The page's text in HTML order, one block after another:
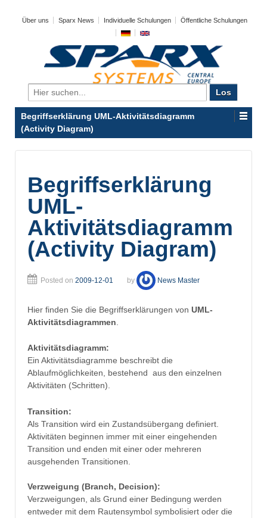
Über uns Sparx News Individuelle Schulungen Öffentliche Schulungen
Search
for:
Begriffserklärung UML-Aktivitätsdiagramm
(Activity Diagram)
Begriffserklärung
UML-
Aktivitätsdiagramm
(Activity Diagram)
Posted on 2009-12-01 by News Master
Hier finden Sie die Begriffserklärungen von UML-
Aktivitätsdiagrammen
Aktivitätsdiagramm:
Ein Aktivitätsdiagramme beschreibt die
Ablaufmöglichkeiten, bestehend aus den einzelnen
Aktivitäten (Schritten).
Transition:
Als Transition wird ein Zustandsübergang definiert.
Aktivitäten beginnen immer mit einer eingehenden
Transition und enden mit einer oder mehreren
ausgehenden Transitionen.
Verzweigung (Branch, Decision):
Verzweigungen, als Grund einer Bedingung werden
entweder mit dem Rautensymbol symbolisiert oder die